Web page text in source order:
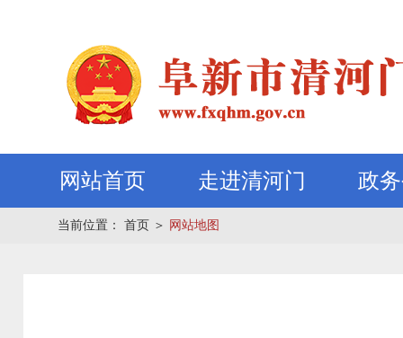
网站首页 走进清河门 政
当前位置： 首页 ＞ 网站地图